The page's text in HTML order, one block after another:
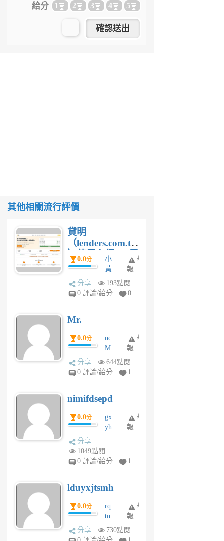
給分 1 2 3 4 5
其他相關流行評價
貸明
（lenders.com.tw
）使用心得 — 民
間貸款比較平台
體驗
0.0分
小
黃
蜂
1
舉
報
分享
193點閱
0 評論/給分
0
Mr.
0.0分
nc
M
U
F
U
5
個
月
舉
報
分享
644點閱
0 評論/給分
1
nimifdsepd
0.0分
gx
yh
jl
月
前
舉
報
分享
1049點閱
0 評論/給分
1
lduyxjtsmh
0.0分
rq
tn
jt
gl
舉
報
分享
730點閱